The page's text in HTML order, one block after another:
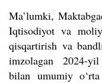
Ma’lumki,
Iqtisodiyot va
qisqartirish va
imzolagan 2024-
bilan umumiy